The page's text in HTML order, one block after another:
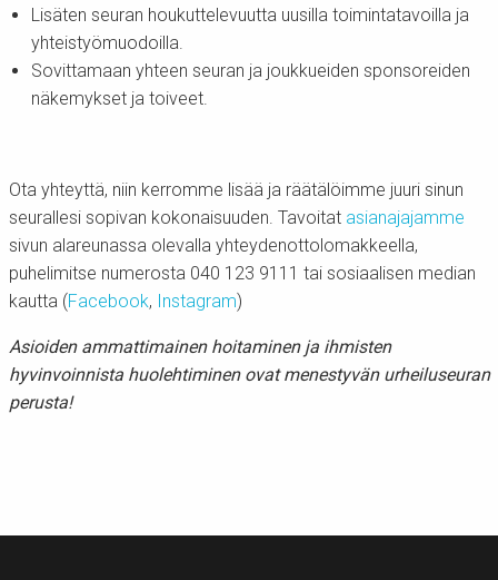
Lisäten seuran houkuttelevuutta uusilla toimintatavoilla ja
yhteistyömuodoilla.
Sovittamaan yhteen seuran ja joukkueiden sponsoreiden
näkemykset ja toiveet.
Ota yhteyttä, niin kerromme lisää ja räätälöimme juuri sinun
seurallesi sopivan kokonaisuuden. Tavoitat asianajajamme
sivun alareunassa olevalla yhteydenottolomakkeella,
puhelimitse numerosta 040 123 9111 tai sosiaalisen median
kautta (Facebook, Instagram)
Asioiden ammattimainen hoitaminen ja ihmisten
hyvinvoinnista huolehtiminen ovat menestyvän urheiluseuran
perusta!